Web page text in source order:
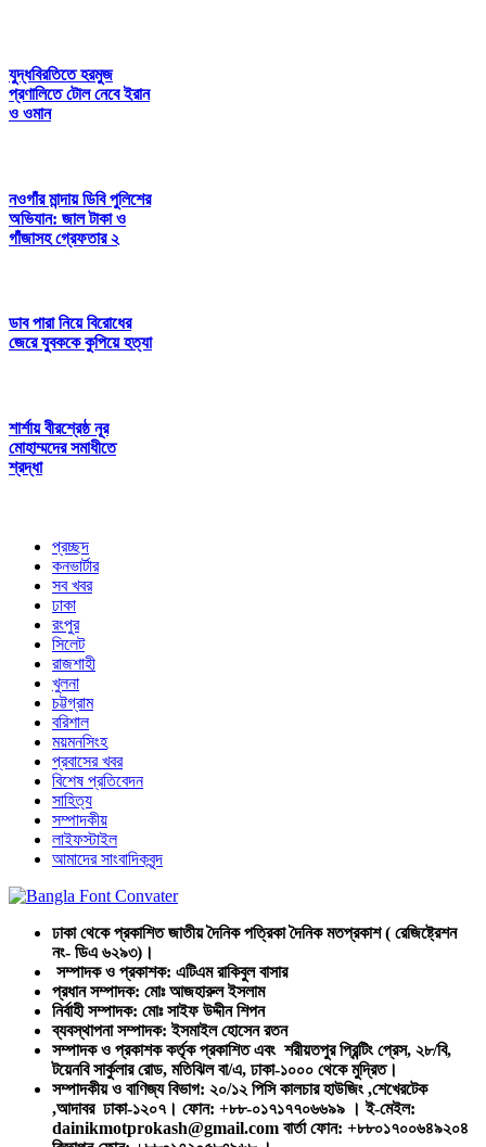
যুদ্ধবিরতিতে হরমুজ
প্রণালিতে টোল নেবে ইরান
ও ওমান
নওগাঁর মান্দায় ডিবি পুলিশের
অভিযান: জাল টাকা ও
গাঁজাসহ গ্রেফতার ২
ডাব পারা নিয়ে বিরোধের
জেরে যুবককে কুপিয়ে হত্যা
শার্শায় বীরশ্রেষ্ঠ নূর
মোহাম্মদের সমাধীতে
শ্রদ্ধা
প্রচ্ছদ
কনভার্টার
সব খবর
ঢাকা
রংপুর
সিলেট
রাজশাহী
খুলনা
চট্টগ্রাম
বরিশাল
ময়মনসিংহ
প্রবাসের খবর
বিশেষ প্রতিবেদন
সাহিত্য
সম্পাদকীয়
লাইফস্টাইল
আমাদের সাংবাদিকবৃন্দ
ঢাকা থেকে প্রকাশিত জাতীয় দৈনিক পত্রিকা দৈনিক মতপ্রকাশ ( রেজিষ্ট্রেশন
নং- ডিএ ৬২৯৩)।
সম্পাদক ও প্রকাশক: এটিএম রাকিবুল বাসার
প্রধান সম্পাদক: মোঃ আজহারুল ইসলাম
নির্বাহী সম্পাদক: মোঃ সাইফ উদ্দীন শিপন
ব্যবস্থাপনা সম্পাদক: ইসমাইল হোসেন রতন
সম্পাদক ও প্রকাশক কর্তৃক প্রকাশিত এবং শরীয়তপুর প্রিন্টিং প্রেস, ২৮/বি,
টয়েনবি সার্কুলার রোড, মতিঝিল বা/এ, ঢাকা-১০০০ থেকে মুদ্রিত।
সম্পাদকীয় ও বাণিজ্য বিভাগ: ২০/১২ পিসি কালচার হাউজিং ,শেখেরটেক
,আদাবর ঢাকা-১২০৭। ফোন: +৮৮-০১৭১৭৭০৬৬৯৯ । ই-মেইল:
dainikmotprokash@gmail.com বার্তা ফোন: +৮৮০১৭০০৬৪৯২০৪